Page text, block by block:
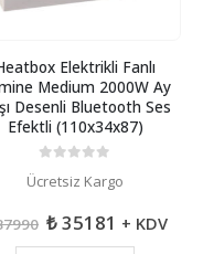
Elektrikli Fanlı
Medium 2000W Ay
Desenli Bluetooth Ses
Efektli (110x34x87)
Ücretsiz Kargo
Orijinal
₺35181 Şu
+ KDV